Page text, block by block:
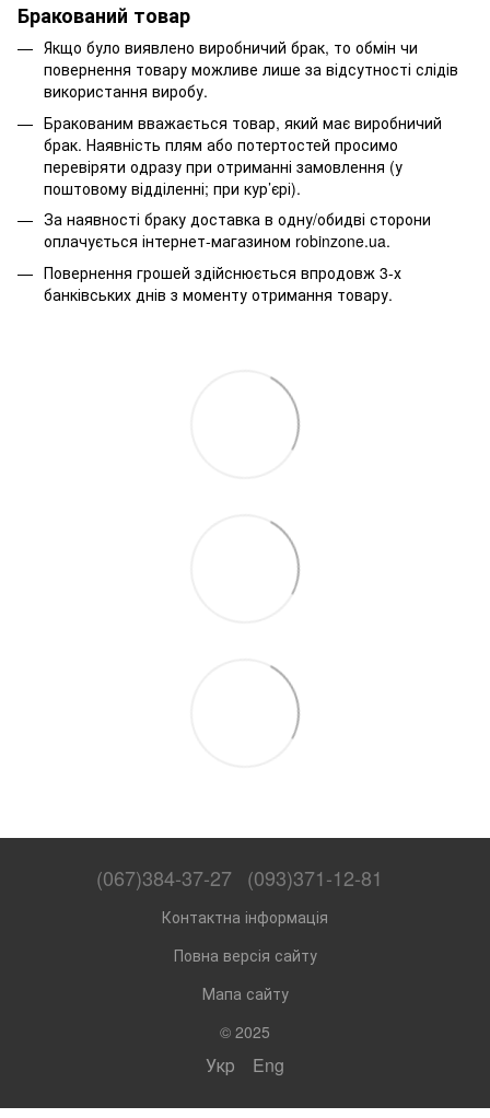
Бракований товар
Якщо було виявлено виробничий брак, то обмін чи
повернення товару можливе лише за відсутності слідів
використання виробу.
Бракованим вважається товар, який має виробничий
брак. Наявність плям або потертостей просимо
перевіряти одразу при отриманні замовлення (у
поштовому відділенні; при кур’єрі).
За наявності браку доставка в одну/обидві сторони
оплачується інтернет-магазином robinzone.ua.
Повернення грошей здійснюється впродовж 3-х
банківських днів з моменту отримання товару.
(067)384-37-27 (093)371-12-81
Контактна інформація
Повна версія сайту
Мапа сайту
© 2025
Укр Eng